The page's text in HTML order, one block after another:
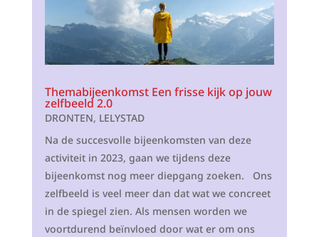
Themabijeenkomst Een frisse kijk op jouw
zelfbeeld 2.0
DRONTEN, LELYSTAD
Na de succesvolle bijeenkomsten van deze
activiteit in 2023, gaan we tijdens deze
bijeenkomst nog meer diepgang zoeken. Ons
zelfbeeld is veel meer dan dat wat we concreet
in de spiegel zien. Als mensen worden we
voortdurend beïnvloed door wat er om ons